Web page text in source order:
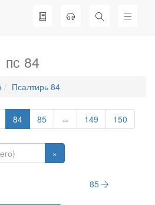
пс 84
Псалтирь 84
84 85 ↔ 149 150
»
85